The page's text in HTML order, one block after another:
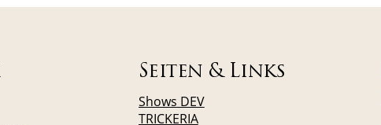
Seiten & Links
Shows DEV
TRICKERIA